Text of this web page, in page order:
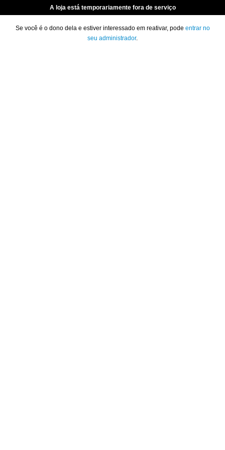
A loja está temporariamente fora de serviço
Se você é o dono dela e estiver interessado em reativar, pode entrar no
seu administrador.